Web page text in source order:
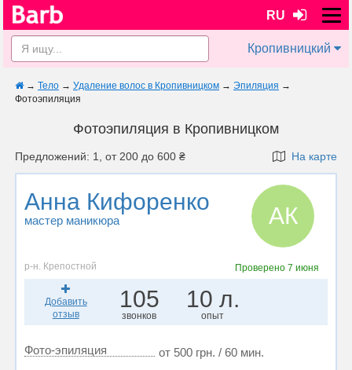
RU
Кропивницкий
→ Тело → Удаление волос в Кропивницком → Эпиляция →
Фотоэпиляция
Фотоэпиляция в Кропивницком
Предложений: 1, от 200 до 600 ₴ На карте
Анна Кифоренко
мастер маникюра АК
р-н. Крепостной Проверено7 июня
Добавить
отзыв
105
звонков
10 л.
опыт
Фото-эпиляция
от 500 грн. / 60 мин.